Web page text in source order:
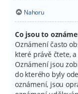
Nahoru
Co jsou to
Oznámení často
které právě čtete,
Oznámení jsou
do kterého byly
oznámení, jsou